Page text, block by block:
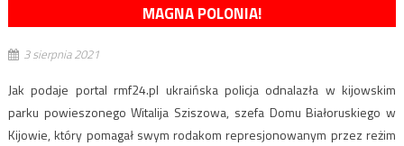
MAGNA POLONIA!
3 sierpnia 2021
Jak podaje portal rmf24.pl ukraińska policja odnalazła w kijowskim
parku powieszonego Witalija Sziszowa, szefa Domu Białoruskiego w
Kijowie, który pomagał swym rodakom represjonowanym przez reżim